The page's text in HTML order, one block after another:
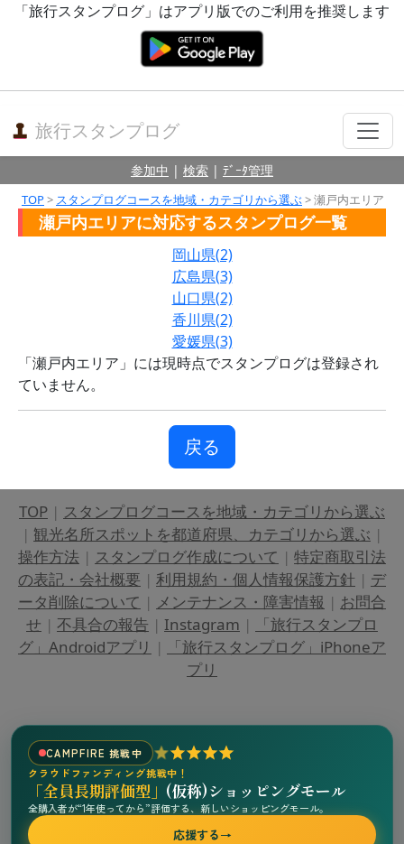
「旅行スタンプログ」はアプリ版でのご利用を推奨します
旅行スタンプログ
参加中 | 検索 | ﾃﾞｰﾀ管理
TOP> スタンプログコースを地域・カテゴリから選ぶ> 瀬戸内エリア
瀬戸内エリアに対応するスタンプログ一覧
岡山県(2)
広島県(3)
山口県(2)
香川県(2)
愛媛県(3)
「瀬戸内エリア」には現時点でスタンプログは登録され
ていません。
戻る
TOP | スタンプログコースを地域・カテゴリから選ぶ
| 観光名所スポットを都道府県、カテゴリから選ぶ |
操作方法 | スタンプログ作成について | 特定商取引法
の表記・会社概要 | 利用規約・個人情報保護方針 | デ
ータ削除について | メンテナンス・障害情報 | お問合
せ | 不具合の報告 | Instagram |
「旅行スタンプロ
グ」Androidアプリ |
「旅行スタンプログ」iPhoneア
プリ
CAMPFIRE 挑戦中
クラウドファンディング挑戦中！
「全員長期評価型」 (仮称)ショッピングモール
全購入者が“1年使ってから”評価する、新しいショッピングモール。
応援する→